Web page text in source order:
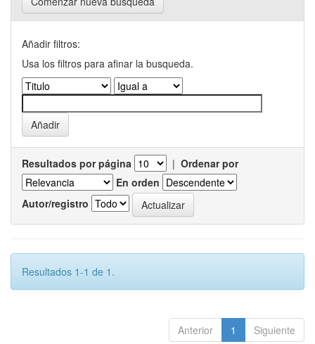
Añadir filtros:
Usa los filtros para afinar la busqueda.
Resultados por página | Ordenar por
En orden
Autor/registro
Resultados 1-1 de 1.
Anterior 1 Siguiente